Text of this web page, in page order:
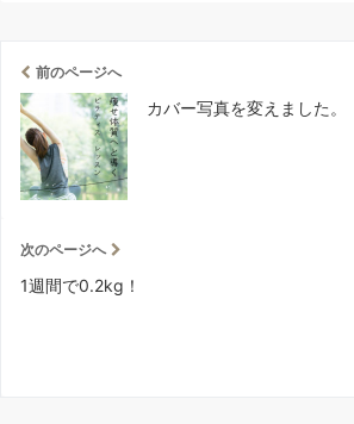
前のページへ
カバー写真を変えました。
次のページへ
1週間で0.2kg！